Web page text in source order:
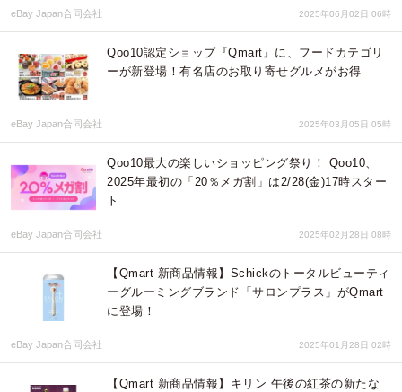
eBay Japan合同会社 2025年06月02日 06時
Qoo10認定ショップ『Qmart』に、フードカテゴリ
ーが新登場！有名店のお取り寄せグルメがお得
eBay Japan合同会社 2025年03月05日 05時
Qoo10最大の楽しいショッピング祭り！ Qoo10、
2025年最初の「20％メガ割」は2/28(金)17時スター
ト
eBay Japan合同会社 2025年02月28日 08時
【Qmart 新商品情報】Schickのトータルビューティ
ーグルーミングブランド「サロンプラス」がQmart
に登場！
eBay Japan合同会社 2025年01月28日 02時
【Qmart 新商品情報】キリン 午後の紅茶の新たな